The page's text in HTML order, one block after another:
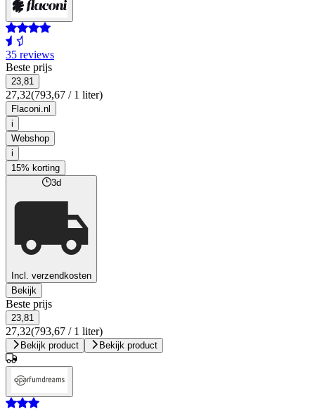
35 reviews
Beste prijs
23,81
27,32(793,67 / 1 liter)
Flaconi.nl
i
Webshop
i
15% korting
3d
Incl. verzendkosten
Bekijk
Beste prijs
23,81
27,32(793,67 / 1 liter)
Bekijk product Bekijk product